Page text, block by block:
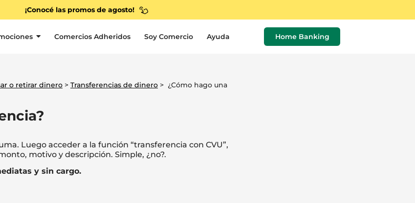
¡Conocé las promos de agosto!
Comercios Adheridos Soy Comercio Ayuda Home Banking
o retirar dinero > Transferencias de dinero > ¿Cómo hago una
Luego acceder a la función “transferencia con CVU”,
motivo y descripción. Simple, ¿no?.
y sin cargo.